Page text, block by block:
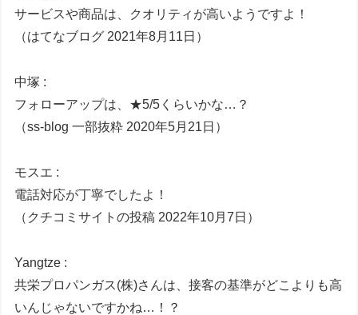
サービスや商品は、クオリティが高いようですよ！
（はてなブログ 2021年8月11日）
中塚 :
フォローアップは、★5/5くらいかな…？
（ss-blog 一部抜粋 2020年5月21日）
モスエ :
電話対応が丁寧でしたよ！
（クチコミサイトの投稿 2022年10月7日）
Yangtze :
共栄プロパンガス(株)さんは、接客の基準がどこよりも高
いんじゃないですかね…！？